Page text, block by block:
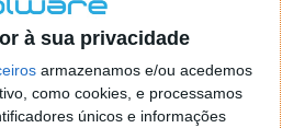
à sua privacidade
armazenamos e/ou acedemos
como cookies, e processamos
únicos e informações